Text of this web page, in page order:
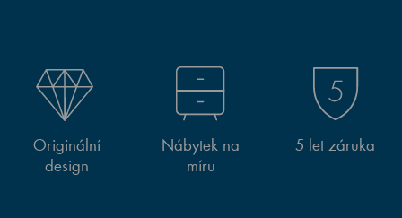
Originální
design
Nábytek na
míru
5 let záruka